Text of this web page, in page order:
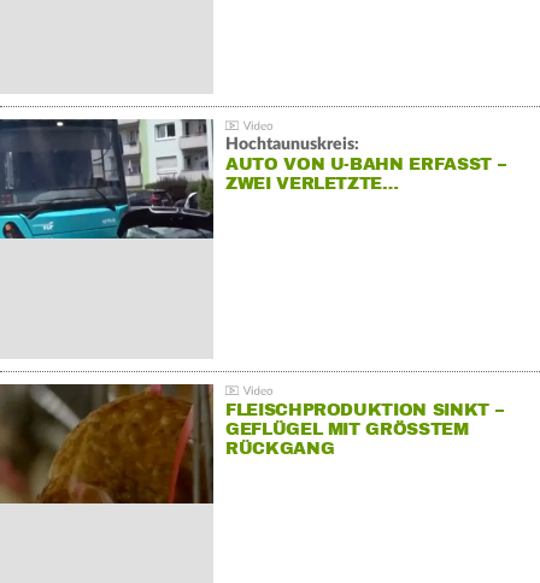
Hochtaunuskreis:
AUTO VON U-BAHN ERFASST –
ZWEI VERLETZTE…
FLEISCHPRODUKTION SINKT –
GEFLÜGEL MIT GRÖSSTEM R
ÜCKGANG